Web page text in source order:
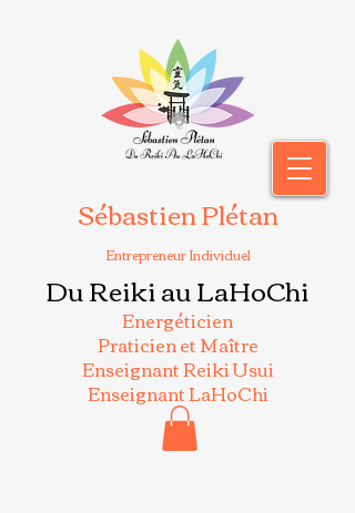
Sébastien Plétan
Entrepreneur Individuel
Du Reiki au LaHoChi
Energéticien
Praticien et Maître
Enseignant Reiki Usui
Enseignant LaHoChi